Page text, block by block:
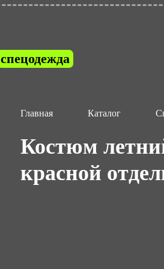
спецодежда
Главная Каталог
Костюм
красной